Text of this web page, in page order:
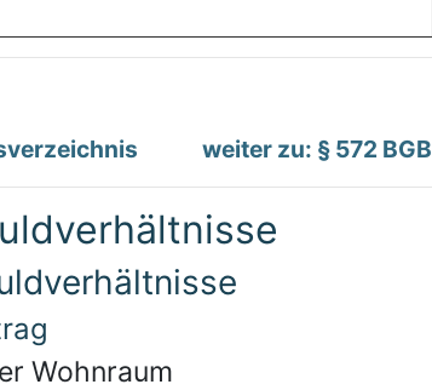
weiter zu: § 572 BGB
Wohnraum